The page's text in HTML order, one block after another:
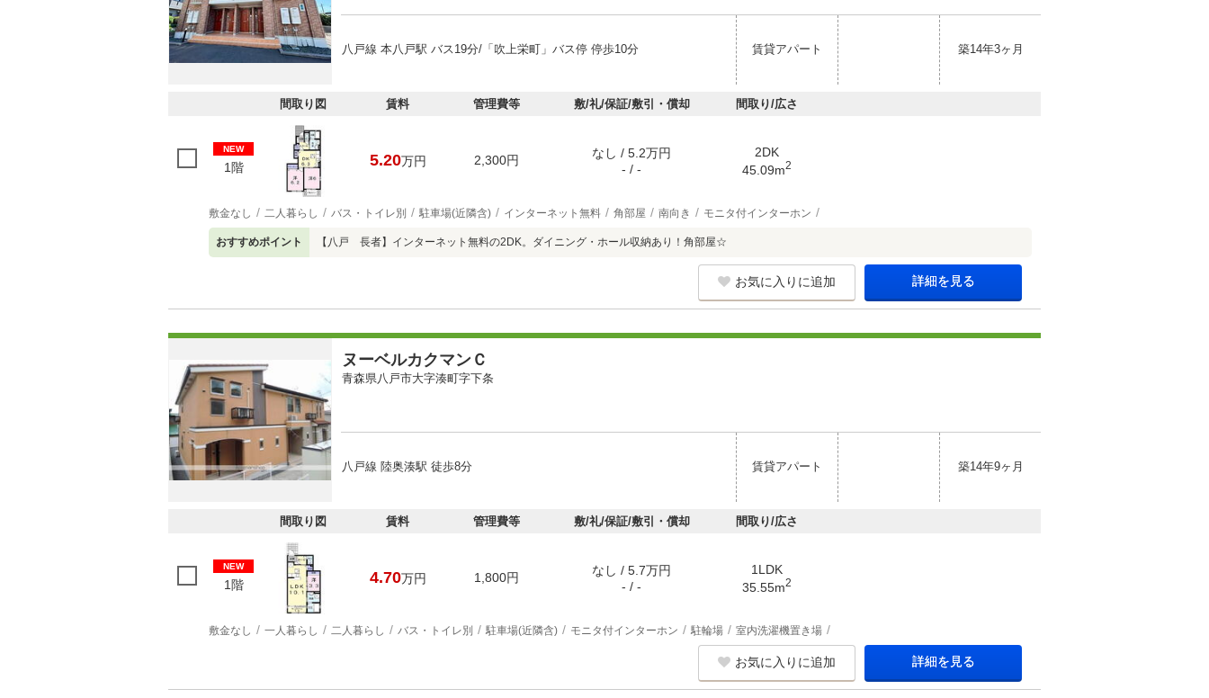
八戸線 本八戸駅 バス19分/「吹上栄町」バス停 停歩10分 賃貸アパート 築14年3ヶ月
間取り図 賃料 管理費等 敷/礼/保証/敷引・償却 間取り/広さ
NEW
1階 5.20万円 2,300円
なし / 5.2万円
- / -
2DK
45.09m2
敷金なし 二人暮らし バス・トイレ別 駐車場(近隣含) インターネット無料 角部屋 南向き モニタ付インターホン
おすすめポイント 【八戸 長者】インターネット無料の2DK。ダイニング・ホール収納あり！角部屋☆
お気に入りに追加 詳細を見る
ヌーベルカクマンＣ
青森県八戸市大字湊町字下条
八戸線 陸奥湊駅 徒歩8分 賃貸アパート 築14年9ヶ月
間取り図 賃料 管理費等 敷/礼/保証/敷引・償却 間取り/広さ
NEW
1階 4.70万円 1,800円
なし / 5.7万円
- / -
1LDK
35.55m2
敷金なし 一人暮らし 二人暮らし バス・トイレ別 駐車場(近隣含) モニタ付インターホン 駐輪場 室内洗濯機置き場
お気に入りに追加 詳細を見る